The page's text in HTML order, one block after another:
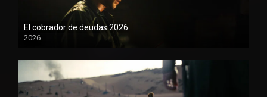
El cobrador de deudas 2026
2026
1080P